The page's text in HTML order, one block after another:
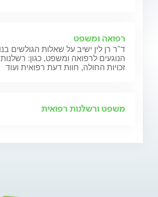
רפואה ומשפט
ד"ר רן לין ישיב על שאלות הגולשים
הנוגעים לרפואה ומשפט, כגון:
זכויות החולה, חוות דעת רפואית ועוד
משפט ורשלנות רפואית